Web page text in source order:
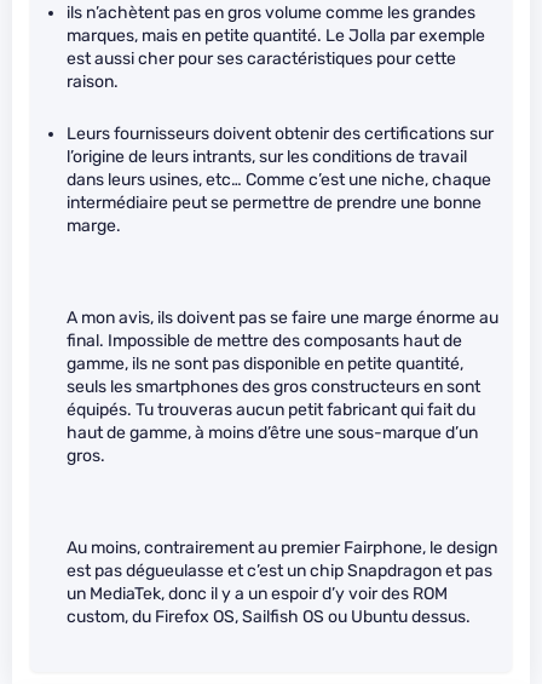
ils n’achètent pas en gros volume comme les grandes
marques, mais en petite quantité. Le Jolla par exemple
est aussi cher pour ses caractéristiques pour cette
raison.
Leurs fournisseurs doivent obtenir des certifications sur
l’origine de leurs intrants, sur les conditions de travail
dans leurs usines, etc… Comme c’est une niche, chaque
intermédiaire peut se permettre de prendre une bonne
marge.
A mon avis, ils doivent pas se faire une marge énorme au
final. Impossible de mettre des composants haut de
gamme, ils ne sont pas disponible en petite quantité,
seuls les smartphones des gros constructeurs en sont
équipés. Tu trouveras aucun petit fabricant qui fait du
haut de gamme, à moins d’être une sous-marque d’un
gros.
Au moins, contrairement au premier Fairphone, le design
est pas dégueulasse et c’est un chip Snapdragon et pas
un MediaTek, donc il y a un espoir d’y voir des ROM
custom, du Firefox OS, Sailfish OS ou Ubuntu dessus.